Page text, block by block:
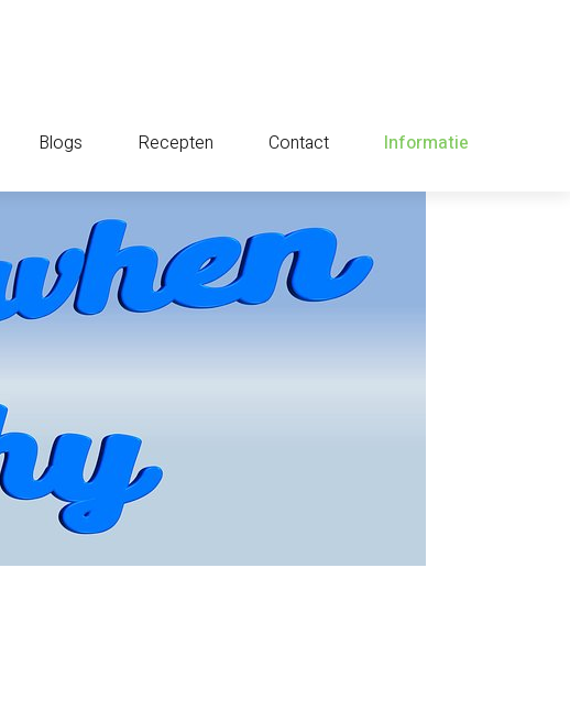
Blogs Recepten Contact Informatie